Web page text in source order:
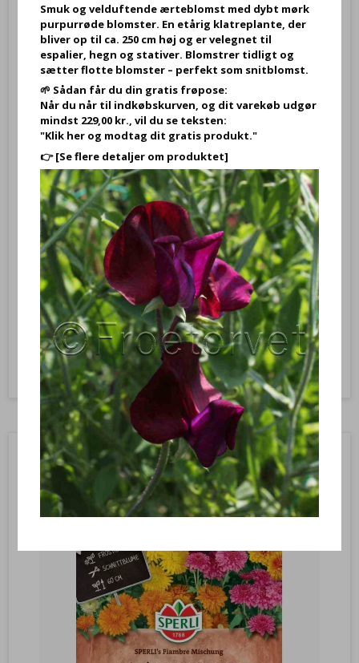
Staudemarguerit – Leucanthemum × superbum ‘Alaska’ – Frø
KB1015800
Frø fra Chrysanthemum carinatum Rainbow Mix- Sommer
Krysantemum - Botanisk navn Glebionis carinata
13,95 DKK
Vis produkt
Smuk og velduftende ærteblomst med dybt mørk
purpurrøde blomster. En etårig klatreplante, der
bliver op til ca. 250 cm høj og er velegnet til
espalier, hegn og stativer. Blomstrer tidligt og
sætter flotte blomster – perfekt som snitblomst.
🌱 Sådan får du din gratis frøpose:
Når du når til indkøbskurven, og dit varekøb udgør
mindst 229,00 kr., vil du se teksten:
"Klik her og modtag dit gratis produkt."
👉[Se flere detaljer om produktet]